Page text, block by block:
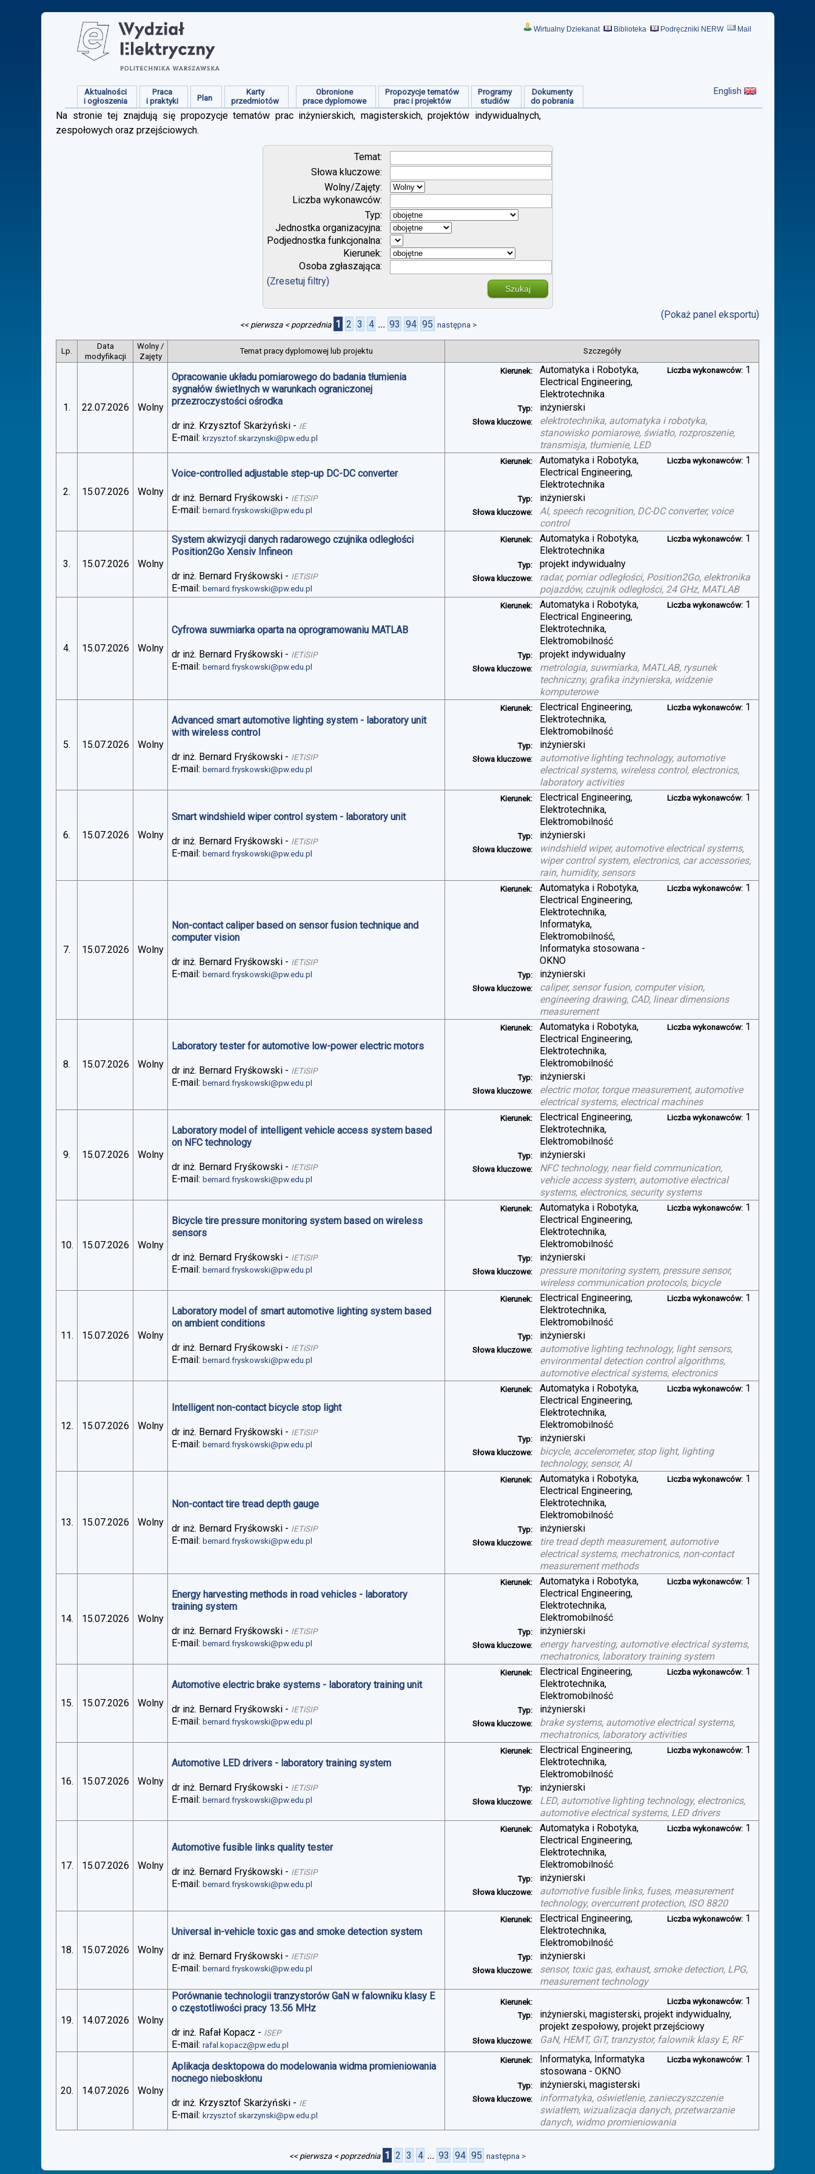
Wirtualny Dziekanat Biblioteka Podręczniki NERW Mail
Aktualności
i ogłoszenia
Praca
i praktyki
Plan
Karty
przedmiotów
Obronione
prace dyplomowe
Propozycje tematów
prac i projektów
Programy
studiów
Dokumenty
do pobrania
English
Na stronie tej znajdują się propozycje tematów prac inżynierskich, magisterskich, projektów indywidualnych,
zespołowych oraz przejściowych.
Temat:
Słowa kluczowe:
Wolny/Zajęty:
Liczba wykonawców:
Typ:
Jednostka organizacyjna:
Podjednostka funkcjonalna:
Kierunek:
Osoba zgłaszająca:
(Zresetuj filtry)
Szukaj
(Pokaż panel eksportu)
<< pierwsza < poprzednia 1 2 3 4 ... 93 94 95 następna >
Lp.
Data
modyfikacji
Wolny /
Zajęty
Temat pracy dyplomowej lub projektu Szczegóły
1. 22.07.2026 Wolny
Opracowanie układu pomiarowego do badania tłumienia
sygnałów świetlnych w warunkach ograniczonej
przezroczystości ośrodka
dr inż. Krzysztof Skarżyński - IE
E-mail:krzysztof.skarzynski@pw.edu.pl
Kierunek:
Automatyka i Robotyka,
Electrical Engineering,
Elektrotechnika
Liczba wykonawców: 1
Typ: inżynierski
Słowa kluczowe:
elektrotechnika, automatyka i robotyka,
stanowisko pomiarowe, światło, rozproszenie,
transmisja, tłumienie, LED
2. 15.07.2026 Wolny
Voice-controlled adjustable step-up DC-DC converter
dr inż. Bernard Fryśkowski - IETiSIP
E-mail:bernard.fryskowski@pw.edu.pl
Kierunek:
Automatyka i Robotyka,
Electrical Engineering,
Elektrotechnika
Liczba wykonawców: 1
Typ: inżynierski
Słowa kluczowe:
AI, speech recognition, DC-DC converter, voice
control
3. 15.07.2026 Wolny
System akwizycji danych radarowego czujnika odległości
Position2Go Xensiv Infineon
dr inż. Bernard Fryśkowski - IETiSIP
E-mail:bernard.fryskowski@pw.edu.pl
Kierunek:
Automatyka i Robotyka,
Elektrotechnika
Liczba wykonawców: 1
Typ: projekt indywidualny
Słowa kluczowe:
radar, pomiar odległości, Position2Go, elektronika
pojazdów, czujnik odległości, 24 GHz, MATLAB
4. 15.07.2026 Wolny
Cyfrowa suwmiarka oparta na oprogramowaniu MATLAB
dr inż. Bernard Fryśkowski - IETiSIP
E-mail:bernard.fryskowski@pw.edu.pl
Kierunek:
Automatyka i Robotyka,
Electrical Engineering,
Elektrotechnika,
Elektromobilność
Liczba wykonawców: 1
Typ: projekt indywidualny
Słowa kluczowe:
metrologia, suwmiarka, MATLAB, rysunek
techniczny, grafika inżynierska, widzenie
komputerowe
5. 15.07.2026 Wolny
Advanced smart automotive lighting system - laboratory unit
with wireless control
dr inż. Bernard Fryśkowski - IETiSIP
E-mail:bernard.fryskowski@pw.edu.pl
Kierunek:
Electrical Engineering,
Elektrotechnika,
Elektromobilność
Liczba wykonawców: 1
Typ: inżynierski
Słowa kluczowe:
automotive lighting technology, automotive
electrical systems, wireless control, electronics,
laboratory activities
6. 15.07.2026 Wolny
Smart windshield wiper control system - laboratory unit
dr inż. Bernard Fryśkowski - IETiSIP
E-mail:bernard.fryskowski@pw.edu.pl
Kierunek:
Electrical Engineering,
Elektrotechnika,
Elektromobilność
Liczba wykonawców: 1
Typ: inżynierski
Słowa kluczowe:
windshield wiper, automotive electrical systems,
wiper control system, electronics, car accessories,
rain, humidity, sensors
7. 15.07.2026 Wolny
Non-contact caliper based on sensor fusion technique and
computer vision
dr inż. Bernard Fryśkowski - IETiSIP
E-mail:bernard.fryskowski@pw.edu.pl
Kierunek:
Automatyka i Robotyka,
Electrical Engineering,
Elektrotechnika,
Informatyka,
Elektromobilność,
Informatyka stosowana -
OKNO
Liczba wykonawców: 1
Typ: inżynierski
Słowa kluczowe:
caliper, sensor fusion, computer vision,
engineering drawing, CAD, linear dimensions
measurement
8. 15.07.2026 Wolny
Laboratory tester for automotive low-power electric motors
dr inż. Bernard Fryśkowski - IETiSIP
E-mail:bernard.fryskowski@pw.edu.pl
Kierunek:
Automatyka i Robotyka,
Electrical Engineering,
Elektrotechnika,
Elektromobilność
Liczba wykonawców: 1
Typ: inżynierski
Słowa kluczowe:
electric motor, torque measurement, automotive
electrical systems, electrical machines
9. 15.07.2026 Wolny
Laboratory model of intelligent vehicle access system based
on NFC technology
dr inż. Bernard Fryśkowski - IETiSIP
E-mail:bernard.fryskowski@pw.edu.pl
Kierunek:
Electrical Engineering,
Elektrotechnika,
Elektromobilność
Liczba wykonawców: 1
Typ: inżynierski
Słowa kluczowe:
NFC technology, near field communication,
vehicle access system, automotive electrical
systems, electronics, security systems
10. 15.07.2026 Wolny
Bicycle tire pressure monitoring system based on wireless
sensors
dr inż. Bernard Fryśkowski - IETiSIP
E-mail:bernard.fryskowski@pw.edu.pl
Kierunek:
Automatyka i Robotyka,
Electrical Engineering,
Elektrotechnika,
Elektromobilność
Liczba wykonawców: 1
Typ: inżynierski
Słowa kluczowe:
pressure monitoring system, pressure sensor,
wireless communication protocols, bicycle
11. 15.07.2026 Wolny
Laboratory model of smart automotive lighting system based
on ambient conditions
dr inż. Bernard Fryśkowski - IETiSIP
E-mail:bernard.fryskowski@pw.edu.pl
Kierunek:
Electrical Engineering,
Elektrotechnika,
Elektromobilność
Liczba wykonawców: 1
Typ: inżynierski
Słowa kluczowe:
automotive lighting technology, light sensors,
environmental detection control algorithms,
automotive electrical systems, electronics
12. 15.07.2026 Wolny
Intelligent non-contact bicycle stop light
dr inż. Bernard Fryśkowski - IETiSIP
E-mail:bernard.fryskowski@pw.edu.pl
Kierunek:
Automatyka i Robotyka,
Electrical Engineering,
Elektrotechnika,
Elektromobilność
Liczba wykonawców: 1
Typ: inżynierski
Słowa kluczowe:
bicycle, accelerometer, stop light, lighting
technology, sensor, AI
13. 15.07.2026 Wolny
Non-contact tire tread depth gauge
dr inż. Bernard Fryśkowski - IETiSIP
E-mail:bernard.fryskowski@pw.edu.pl
Kierunek:
Automatyka i Robotyka,
Electrical Engineering,
Elektrotechnika,
Elektromobilność
Liczba wykonawców: 1
Typ: inżynierski
Słowa kluczowe:
tire tread depth measurement, automotive
electrical systems, mechatronics, non-contact
measurement methods
14. 15.07.2026 Wolny
Energy harvesting methods in road vehicles - laboratory
training system
dr inż. Bernard Fryśkowski - IETiSIP
E-mail:bernard.fryskowski@pw.edu.pl
Kierunek:
Automatyka i Robotyka,
Electrical Engineering,
Elektrotechnika,
Elektromobilność
Liczba wykonawców: 1
Typ: inżynierski
Słowa kluczowe:
energy harvesting, automotive electrical systems,
mechatronics, laboratory training system
15. 15.07.2026 Wolny
Automotive electric brake systems - laboratory training unit
dr inż. Bernard Fryśkowski - IETiSIP
E-mail:bernard.fryskowski@pw.edu.pl
Kierunek:
Electrical Engineering,
Elektrotechnika,
Elektromobilność
Liczba wykonawców: 1
Typ: inżynierski
Słowa kluczowe:
brake systems, automotive electrical systems,
mechatronics, laboratory activities
16. 15.07.2026 Wolny
Automotive LED drivers - laboratory training system
dr inż. Bernard Fryśkowski - IETiSIP
E-mail:bernard.fryskowski@pw.edu.pl
Kierunek:
Electrical Engineering,
Elektrotechnika,
Elektromobilność
Liczba wykonawców: 1
Typ: inżynierski
Słowa kluczowe:
LED, automotive lighting technology, electronics,
automotive electrical systems, LED drivers
17. 15.07.2026 Wolny
Automotive fusible links quality tester
dr inż. Bernard Fryśkowski - IETiSIP
E-mail:bernard.fryskowski@pw.edu.pl
Kierunek:
Automatyka i Robotyka,
Electrical Engineering,
Elektrotechnika,
Elektromobilność
Liczba wykonawców: 1
Typ: inżynierski
Słowa kluczowe:
automotive fusible links, fuses, measurement
technology, overcurrent protection, ISO 8820
18. 15.07.2026 Wolny
Universal in-vehicle toxic gas and smoke detection system
dr inż. Bernard Fryśkowski - IETiSIP
E-mail:bernard.fryskowski@pw.edu.pl
Kierunek:
Electrical Engineering,
Elektrotechnika,
Elektromobilność
Liczba wykonawców: 1
Typ: inżynierski
Słowa kluczowe:
sensor, toxic gas, exhaust, smoke detection, LPG,
measurement technology
19. 14.07.2026 Wolny
Porównanie technologii tranzystorów GaN w falowniku klasy E
o częstotliwości pracy 13.56 MHz
dr inż. Rafał Kopacz - ISEP
E-mail:rafal.kopacz@pw.edu.pl
Kierunek: Liczba wykonawców: 1
Typ:
inżynierski, magisterski, projekt indywidualny,
projekt zespołowy, projekt przejściowy
Słowa kluczowe: GaN, HEMT, GiT, tranzystor, falownik klasy E, RF
20. 14.07.2026 Wolny
Aplikacja desktopowa do modelowania widma promieniowania
nocnego nieboskłonu
dr inż. Krzysztof Skarżyński - IE
E-mail:krzysztof.skarzynski@pw.edu.pl
Kierunek:
Informatyka, Informatyka
stosowana - OKNO
Liczba wykonawców: 1
Typ: inżynierski, magisterski
Słowa kluczowe:
informatyka, oświetlenie, zanieczyszczenie
swiatłem, wizualizacja danych, przetwarzanie
danych, widmo promieniowania
<< pierwsza < poprzednia 1 2 3 4 ... 93 94 95 następna >